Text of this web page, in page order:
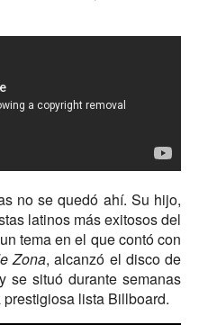
no se quedó ahí. Su hijo,
latinos más exitosos del
un tema en el que contó con
Zona, alcanzó el disco de
se situó durante semanas
lista Billboard.